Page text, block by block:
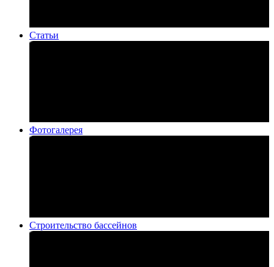
Статьи
Фотогалерея
Строительство бассейнов